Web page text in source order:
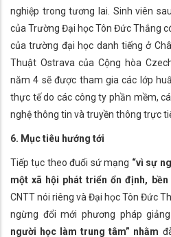
nghiệp trong tương lai. Sinh viên
của Trường Đại học Tôn Đức Thắng
của trường đại học danh tiếng ở
Thuật Ostrava của Cộng hòa
năm 4 sẽ được tham gia các lớp
thực tế do các công ty phần mềm,
nghệ thông tin và truyền thông trực
6. Mục tiêu hướng tới
Tiếp tục theo đuổi sứ mạng “vì sự
một xã hội phát triển ổn định, bền
CNTT nói riêng và Đại học Tôn Đức
ngừng đổi mới phương pháp
người học làm trung tâm” nhằm